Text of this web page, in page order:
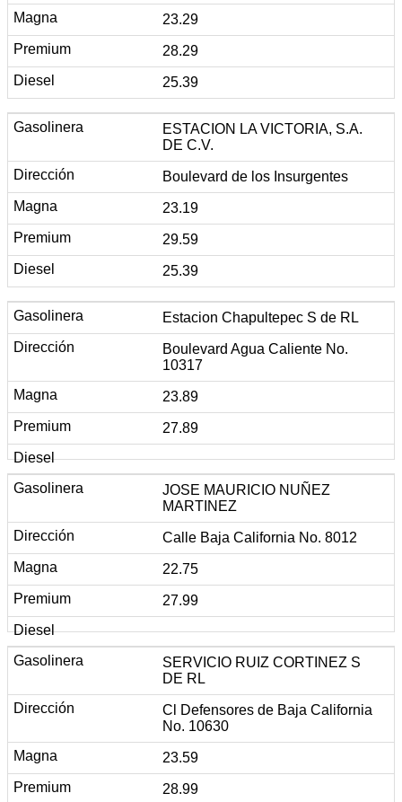
23.29
28.29
25.39
ESTACION LA VICTORIA, S.A.
DE C.V.
Boulevard de los Insurgentes
23.19
29.59
25.39
Estacion Chapultepec S de RL
Boulevard Agua Caliente No.
10317
23.89
27.89
JOSE MAURICIO NUÑEZ
MARTINEZ
Calle Baja California No. 8012
22.75
27.99
SERVICIO RUIZ CORTINEZ S
DE RL
Cl Defensores de Baja California
No. 10630
23.59
28.99